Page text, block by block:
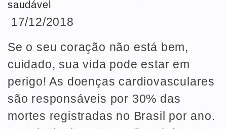
saudável
17/12/2018
Se o seu coração não está bem,
cuidado, sua vida pode estar em
perigo! As doenças cardiovasculares
são responsáveis por 30% das
mortes registradas no Brasil por ano.